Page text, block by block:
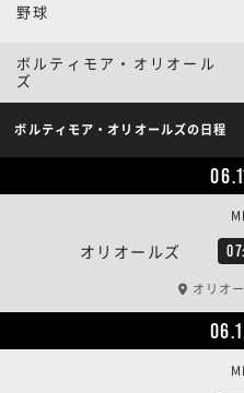
野球
ボルティモア・オリオール
ズ
ボルティモア・オリオールズの日程
オリオールズ
オリオ